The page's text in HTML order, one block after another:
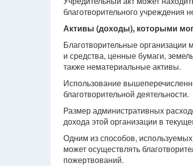
благотворительного учреждения
Активы (доходы), которыми
Благотворительные организации
и средства, ценные бумаги,
также нематериальные активы.
Использование
благотворительной деятельности.
Размер административных
дохода этой организации в
Одним из способов,
может осуществлять
пожертвований.